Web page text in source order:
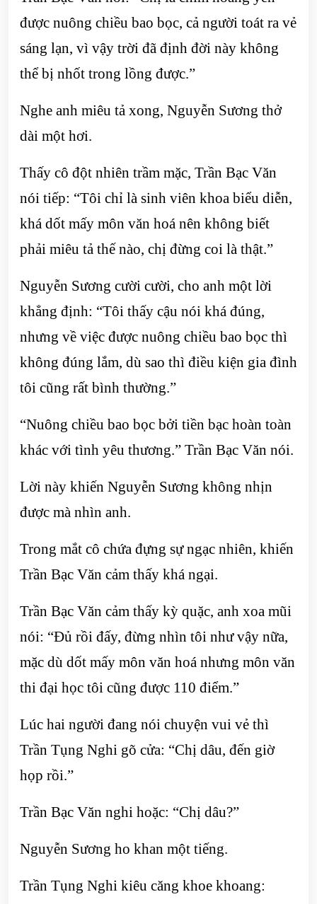
được nuông chiều bao bọc, cả người toát ra vẻ
sáng lạn, vì vậy trời đã định đời này không
thể bị nhốt trong lồng được.”
Nghe anh miêu tả xong, Nguyễn Sương thở
dài một hơi.
Thấy cô đột nhiên trầm mặc, Trần Bạc Văn
nói tiếp: “Tôi chỉ là sinh viên khoa biểu diễn,
khá dốt mấy môn văn hoá nên không biết
phải miêu tả thế nào, chị đừng coi là thật.”
Nguyễn Sương cười cười, cho anh một lời
khẳng định: “Tôi thấy cậu nói khá đúng,
nhưng về việc được nuông chiều bao bọc thì
không đúng lắm, dù sao thì điều kiện gia đình
tôi cũng rất bình thường.”
“Nuông chiều bao bọc bởi tiền bạc hoàn toàn
khác với tình yêu thương.” Trần Bạc Văn nói.
Lời này khiến Nguyễn Sương không nhịn
được mà nhìn anh.
Trong mắt cô chứa đựng sự ngạc nhiên, khiến
Trần Bạc Văn cảm thấy khá ngại.
Trần Bạc Văn cảm thấy kỳ quặc, anh xoa mũi
nói: “Đủ rồi đấy, đừng nhìn tôi như vậy nữa,
mặc dù dốt mấy môn văn hoá nhưng môn văn
thi đại học tôi cũng được 110 điểm.”
Lúc hai người đang nói chuyện vui vẻ thì
Trần Tụng Nghi gõ cửa: “Chị dâu, đến giờ
họp rồi.”
Trần Bạc Văn nghi hoặc: “Chị dâu?”
Nguyễn Sương ho khan một tiếng.
Trần Tụng Nghi kiêu căng khoe khoang: